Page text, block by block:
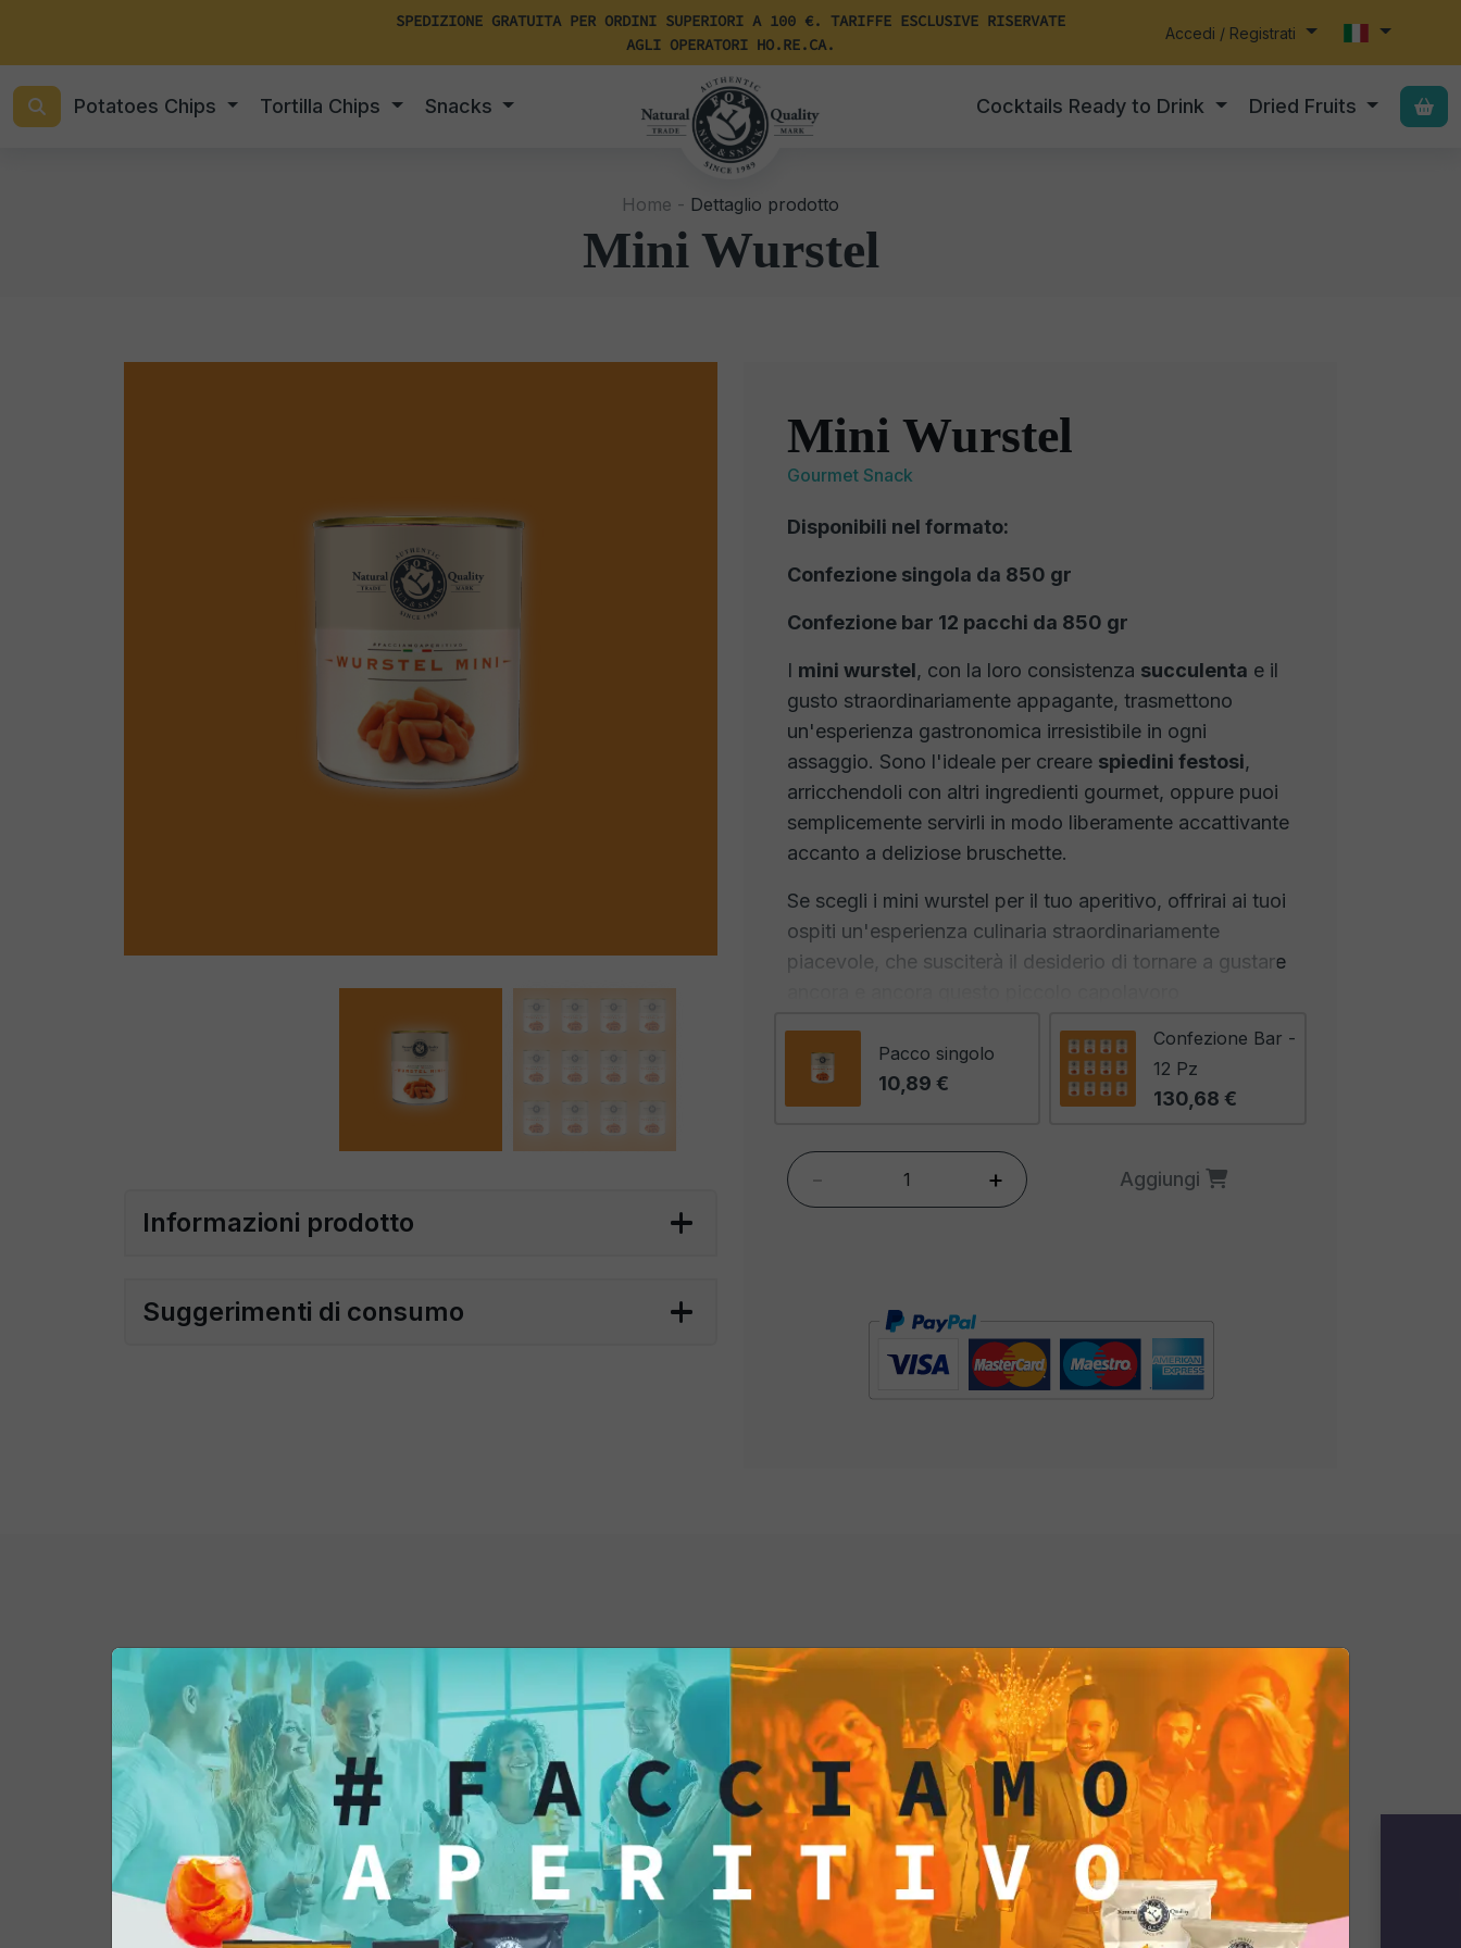
SPEDIZIONE GRATUITA PER ORDINI SUPERIORI A 100 €. TARIFFE ESCLUSIVE RISERVATE
AGLI OPERATORI HO.RE.CA.
Accedi / Registrati
Potatoes Chips Tortilla Chips Snacks Cocktails Ready to Drink Dried Fruits
Home - Dettaglio prodotto
Mini Wurstel
Informazioni prodotto
Suggerimenti di consumo
Mini Wurstel
Gourmet Snack
Disponibili nel formato:
Confezione singola da 850 gr
Confezione bar 12 pacchi da 850 gr
I mini wurstel, con la loro consistenza succulenta e il
gusto straordinariamente appagante, trasmettono
un'esperienza gastronomica irresistibile in ogni
assaggio. Sono l'ideale per creare spiedini festosi,
arricchendoli con altri ingredienti gourmet, oppure puoi
semplicemente servirli in modo liberamente accattivante
accanto a deliziose bruschette.
Se scegli i mini wurstel per il tuo aperitivo, offrirai ai tuoi
ospiti un'esperienza culinaria straordinariamente
piacevole, che susciterà il desiderio di tornare a gustare
conferiscono quel tocco distintivo che fa davvero la
differenza.
varietà di bevande sofisticate, tra cui:
Spritz all'Aperol: Questo classico cocktail italiano a
: Il fresco e aromatico Mojito, con lime,
menta, zucchero e rum, crea un contrasto delizioso
con i wurstel, rendendo ogni boccone un'esplosione
della birra si combina perfettamente con la
semplicità e la bontà dei mini wurstel.
Scegliendo i mini wurstel per il tuo aperitivo, garantirai
un'esperienza culinaria divertente e deliziosa, che farà
sorridere i tuoi ospiti e li farà tornare per gustare
nuovamente questo piccolo piacere.
Pacco singolo
10,89 €
Confezione Bar -
12 Pz
130,68 €
- + Aggiungi
Potrebbe interessarti anche...